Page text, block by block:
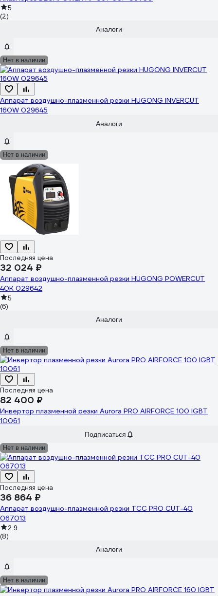
5
(2)
Аналоги
Нет в наличии
Аппарат воздушно-плазменной резки HUGONG INVERCUT
160W 029645
Аналоги
Нет в наличии
Последняя цена
32 024 ₽
Аппарат воздушно-плазменной резки HUGONG POWERCUT
40K 029642
5
(6)
Аналоги
Нет в наличии
Последняя цена
82 400 ₽
Инвертор плазменной резки Aurora PRO AIRFORCE 100 IGBT
10061
Подписаться
Нет в наличии
Последняя цена
36 864 ₽
Аппарат воздушно-плазменной резки ТСС PRO CUT-40
067013
2.9
(8)
Аналоги
Нет в наличии